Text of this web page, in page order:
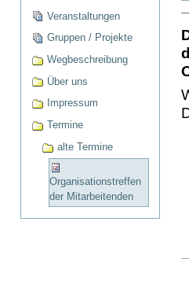
Veranstaltungen
Gruppen / Projekte
Wegbeschreibung
Über uns
Impressum
Termine
alte Termine
Organisationstreffen
der Mitarbeitenden